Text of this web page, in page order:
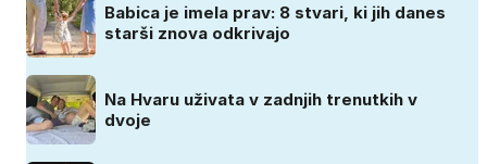
Babica je imela prav: 8 stvari, ki jih danes
starši znova odkrivajo
Na Hvaru uživata v zadnjih trenutkih v
dvoje